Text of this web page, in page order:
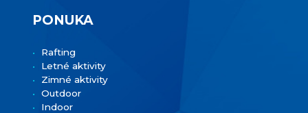
PONUKA
Rafting
Letné aktivity
Zimné aktivity
Outdoor
Indoor